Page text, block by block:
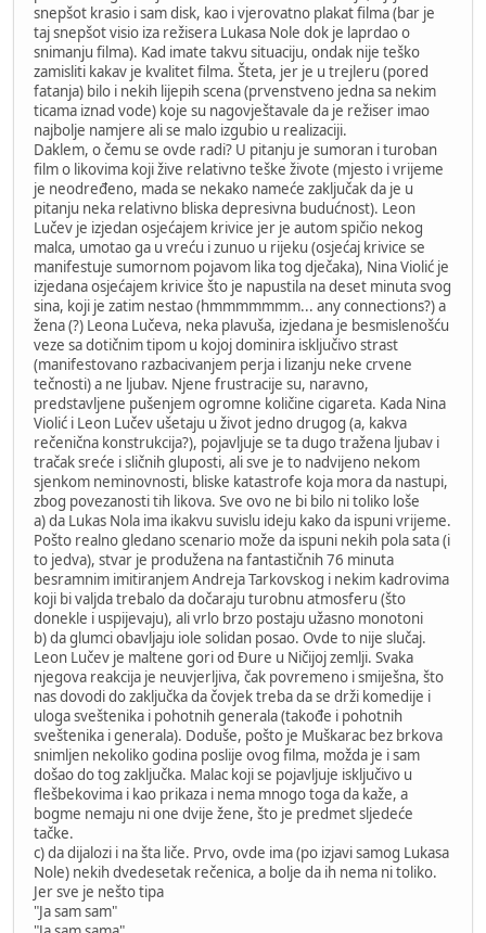
snepšot krasio i sam disk, kao i vjerovatno plakat filma (bar je
taj snepšot visio iza režisera Lukasa Nole dok je laprdao o
snimanju filma). Kad imate takvu situaciju, ondak nije teško
zamisliti kakav je kvalitet filma. Šteta, jer je u trejleru (pored
fatanja) bilo i nekih lijepih scena (prvenstveno jedna sa nekim
ticama iznad vode) koje su nagovještavale da je režiser imao
najbolje namjere ali se malo izgubio u realizaciji.
Daklem, o čemu se ovde radi? U pitanju je sumoran i turoban
film o likovima koji žive relativno teške živote (mjesto i vrijeme
je neodređeno, mada se nekako nameće zaključak da je u
pitanju neka relativno bliska depresivna budućnost). Leon
Lučev je izjedan osjećajem krivice jer je autom spičio nekog
malca, umotao ga u vreću i zunuo u rijeku (osjećaj krivice se
manifestuje sumornom pojavom lika tog dječaka), Nina Violić je
izjedana osjećajem krivice što je napustila na deset minuta svog
sina, koji je zatim nestao (hmmmmmmm... any connections?) a
žena (?) Leona Lučeva, neka plavuša, izjedana je besmislenošću
veze sa dotičnim tipom u kojoj dominira isključivo strast
(manifestovano razbacivanjem perja i lizanju neke crvene
tečnosti) a ne ljubav. Njene frustracije su, naravno,
predstavljene pušenjem ogromne količine cigareta. Kada Nina
Violić i Leon Lučev ušetaju u život jedno drugog (a, kakva
rečenična konstrukcija?), pojavljuje se ta dugo tražena ljubav i
tračak sreće i sličnih gluposti, ali sve je to nadvijeno nekom
sjenkom neminovnosti, bliske katastrofe koja mora da nastupi,
zbog povezanosti tih likova. Sve ovo ne bi bilo ni toliko loše
a) da Lukas Nola ima ikakvu suvislu ideju kako da ispuni vrijeme.
Pošto realno gledano scenario može da ispuni nekih pola sata (i
to jedva), stvar je produžena na fantastičnih 76 minuta
besramnim imitiranjem Andreja Tarkovskog i nekim kadrovima
koji bi valjda trebalo da dočaraju turobnu atmosferu (što
donekle i uspijevaju), ali vrlo brzo postaju užasno monotoni
b) da glumci obavljaju iole solidan posao. Ovde to nije slučaj.
Leon Lučev je maltene gori od Đure u Ničijoj zemlji. Svaka
njegova reakcija je neuvjerljiva, čak povremeno i smiješna, što
nas dovodi do zaključka da čovjek treba da se drži komedije i
uloga sveštenika i pohotnih generala (takođe i pohotnih
sveštenika i generala). Doduše, pošto je Muškarac bez brkova
snimljen nekoliko godina poslije ovog filma, možda je i sam
došao do tog zaključka. Malac koji se pojavljuje isključivo u
flešbekovima i kao prikaza i nema mnogo toga da kaže, a
bogme nemaju ni one dvije žene, što je predmet sljedeće
tačke.
c) da dijalozi i na šta liče. Prvo, ovde ima (po izjavi samog Lukasa
Nole) nekih dvedesetak rečenica, a bolje da ih nema ni toliko.
Jer sve je nešto tipa
"Ja sam sam"